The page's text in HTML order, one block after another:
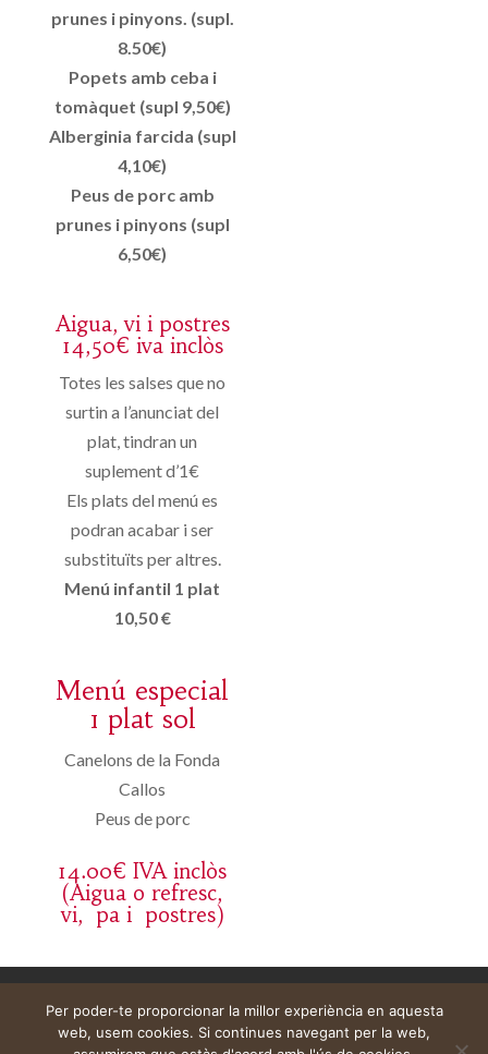
prunes i pinyons. (supl.
8.50€)
Popets amb ceba i
tomàquet (supl 9,50€)
Alberginia farcida (supl
4,10€)
Peus de porc amb
prunes i pinyons (supl
6,50€)
Aigua, vi i postres
14,50€ iva inclòs
Totes les salses que no
surtin a l’anunciat del
plat, tindran un
suplement d’1€
Els plats del menú es
podran acabar i ser
substituïts per altres.
Menú infantil 1 plat
10,50 €
Menú especial
1 plat sol
Canelons de la Fonda
Callos
Peus de porc
14.00€ IVA inclòs
(Aigua o refresc,
vi, pa i postres)
Per poder-te proporcionar la millor experiència en aquesta
web, usem cookies. Si continues navegant per la web,